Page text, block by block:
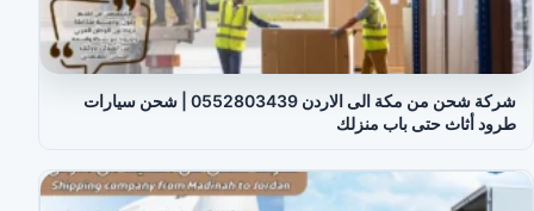
شركة شحن من مكة الى الاردن 0552803439 | شحن سيارات
طرود أثاث حتى باب منزلك